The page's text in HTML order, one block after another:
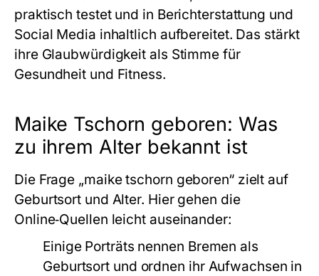
praktisch testet und in Berichterstattung und
Social Media inhaltlich aufbereitet. Das stärkt
ihre Glaubwürdigkeit als Stimme für
Gesundheit und Fitness.
Maike Tschorn geboren: Was
zu ihrem Alter bekannt ist
Die Frage „maike tschorn geboren“ zielt auf
Geburtsort und Alter. Hier gehen die
Online‑Quellen leicht auseinander:
Einige Porträts nennen Bremen als
Geburtsort und ordnen ihr Aufwachsen in